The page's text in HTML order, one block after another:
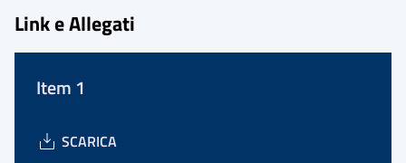
Link e Allegati
Item 1
SCARICA